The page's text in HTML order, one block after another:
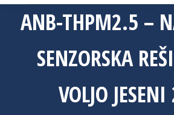
ANB-THPM2.5 –
SENZORSKA
VOLJO